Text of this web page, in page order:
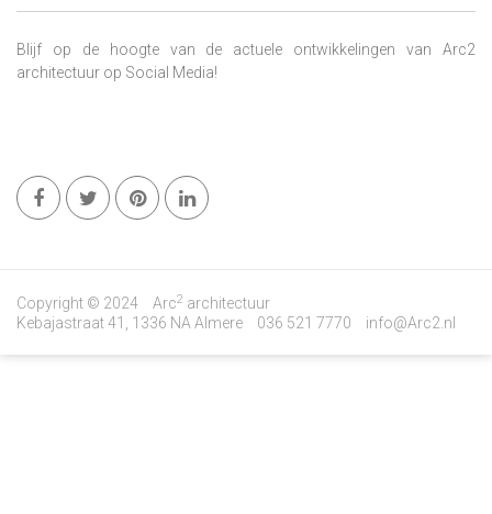
Blijf op de hoogte van de actuele ontwikkelingen van Arc2
architectuur op Social Media!
Copyright © 2024 Arc2 architectuur
Kebajastraat 41, 1336 NA Almere
036 521 7770 info@Arc2.nl